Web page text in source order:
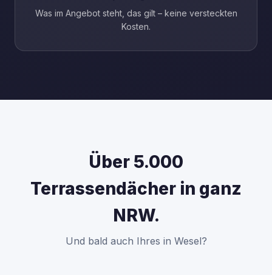
Was im Angebot steht, das gilt – keine versteckten
Kosten.
Über 5.000
Terrassendächer in ganz
NRW.
Und bald auch Ihres in Wesel?